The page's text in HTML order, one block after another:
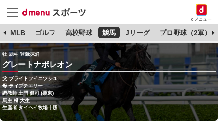
dメニュー
MLB ゴルフ 高校野球 競馬 Jリーグ プロ野球（2軍）
牡 鹿毛 登録抹消
グレートナポレオン
父:ブライトフイニツシユ
母:ライプチエリー
調教師:土門 健司 (栗東)
馬主:橘 大生
生産者:タイヘイ牧場十勝